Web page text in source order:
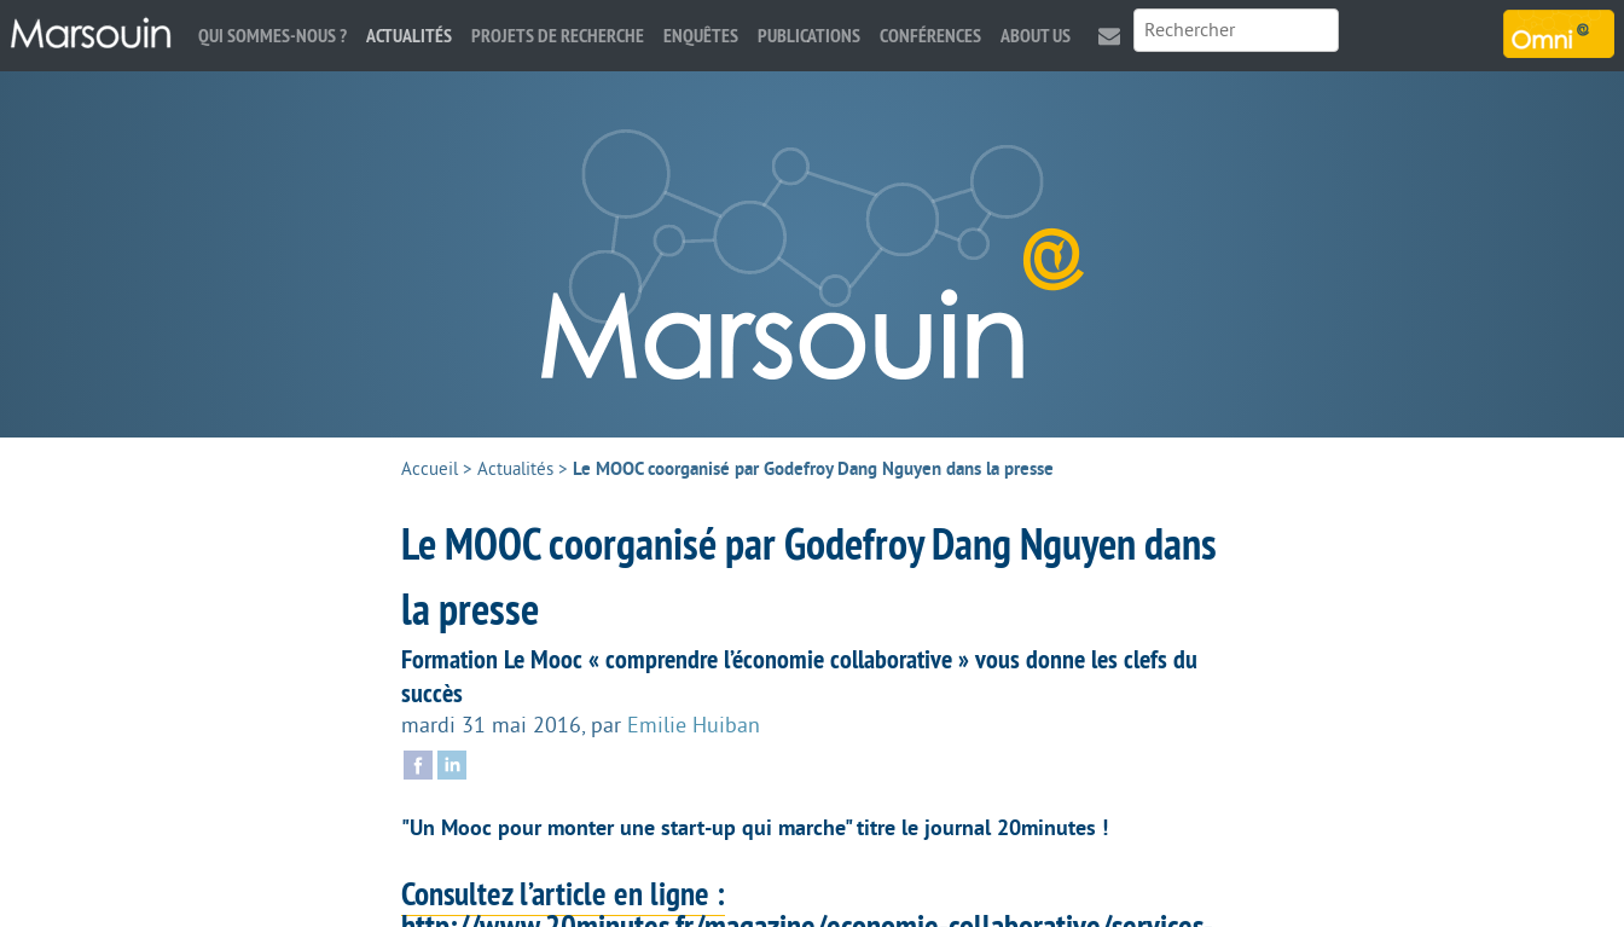
QUI SOMMES-NOUS ? ACTUALITÉS PROJETS DE RECHERCHE ENQUÊTES PUBLICATIONS CONFÉRENCES ABOUT US
Accueil> Actualités > Le MOOC coorganisé par Godefroy Dang Nguyen dans la presse
Le MOOC coorganisé par Godefroy Dang Nguyen dans
la presse
Formation Le Mooc « comprendre l’économie collaborative » vous donne les clefs du
succès
mardi 31 mai 2016 par Emilie Huiban
"Un Mooc pour monter une start-up qui marche" titre le journal 20minutes !
Consultez l’article en ligne :